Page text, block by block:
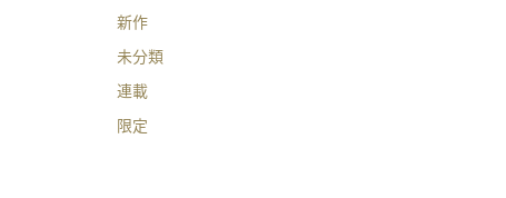
新作
未分類
連載
限定